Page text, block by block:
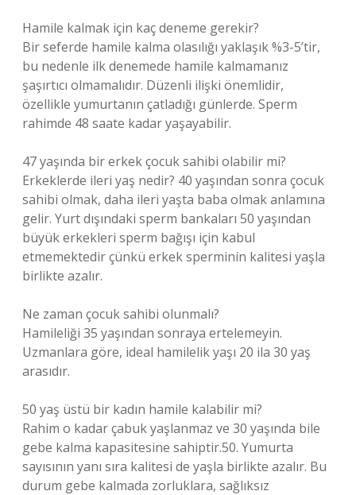
Hamile kalmak için kaç deneme gerekir?
Bir seferde hamile kalma olasılığı yaklaşık %3-5’tir,
bu nedenle ilk denemede hamile kalmamanız
şaşırtıcı olmamalıdır. Düzenli ilişki önemlidir,
özellikle yumurtanın çatladığı günlerde. Sperm
rahimde 48 saate kadar yaşayabilir.
47 yaşında bir erkek çocuk sahibi olabilir mi?
Erkeklerde ileri yaş nedir? 40 yaşından sonra çocuk
sahibi olmak, daha ileri yaşta baba olmak anlamına
gelir. Yurt dışındaki sperm bankaları 50 yaşından
büyük erkekleri sperm bağışı için kabul
etmemektedir çünkü erkek sperminin kalitesi yaşla
birlikte azalır.
Ne zaman çocuk sahibi olunmalı?
Hamileliği 35 yaşından sonraya ertelemeyin.
Uzmanlara göre, ideal hamilelik yaşı 20 ila 30 yaş
arasıdır.
50 yaş üstü bir kadın hamile kalabilir mi?
Rahim o kadar çabuk yaşlanmaz ve 30 yaşında bile
gebe kalma kapasitesine sahiptir.50. Yumurta
sayısının yanı sıra kalitesi de yaşla birlikte azalır. Bu
durum gebe kalmada zorluklara, sağlıksız